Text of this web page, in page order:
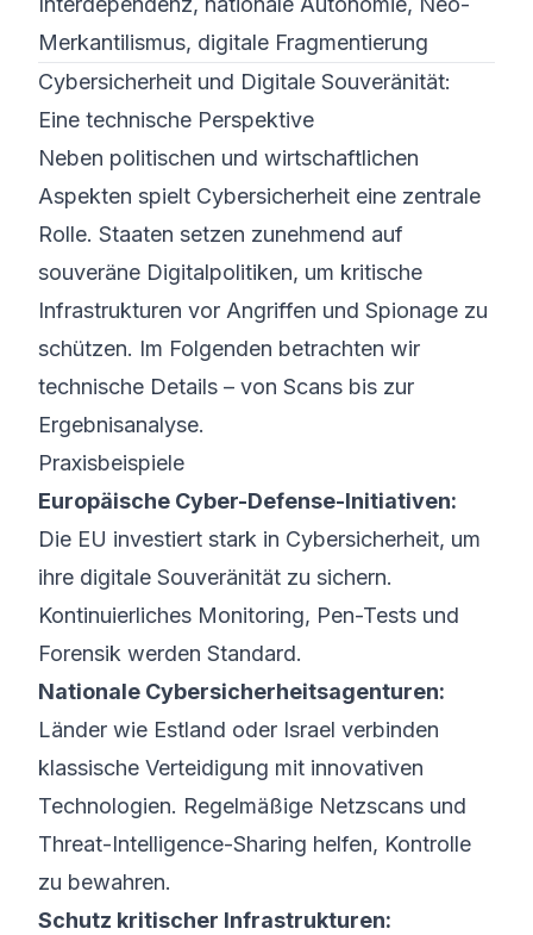
Merkantilismus, digitale Fragmentierung
Cybersicherheit und Digitale Souveränität:
Eine technische Perspektive
Neben politischen und wirtschaftlichen
Aspekten spielt Cybersicherheit eine zentrale
Rolle. Staaten setzen zunehmend auf
souveräne Digitalpolitiken, um kritische
Infrastrukturen vor Angriffen und Spionage zu
schützen. Im Folgenden betrachten wir
technische Details – von Scans bis zur
Ergebnisanalyse.
Praxisbeispiele
Europäische Cyber-Defense-Initiativen:
Die EU investiert stark in Cybersicherheit, um
ihre digitale Souveränität zu sichern.
Kontinuierliches Monitoring, Pen-Tests und
Forensik werden Standard.
Nationale Cybersicherheitsagenturen:
Länder wie Estland oder Israel verbinden
klassische Verteidigung mit innovativen
Technologien. Regelmäßige Netzscans und
Threat-Intelligence-Sharing helfen, Kontrolle
zu bewahren.
Schutz kritischer Infrastrukturen: